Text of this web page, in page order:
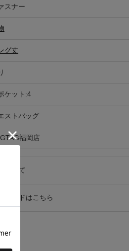
スナー
グ丈
ケット:4
ストバッグ
福岡店
ついて
ガイドはこちら